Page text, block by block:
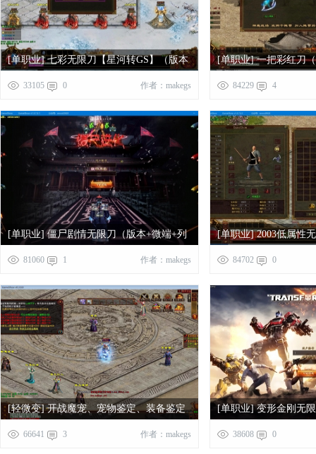
[单职业] 七彩无限刀【星河转GS】（版本
+微端+列表+网站）
33105 0 作者：makegs
[单职业] 一把彩红刀
+网站）
84229 4
[单职业] 僵尸剧情无限刀（版本+微端+列
表）81060 1 作者：makegs
[单职业] 2003低属性
+列表）
84702 0
[轻微变] 开战魔宠、宠物鉴定、装备鉴定
66641 3 作者：makegs
[单职业] 变形金刚无
本+微端+列表）
38608 0